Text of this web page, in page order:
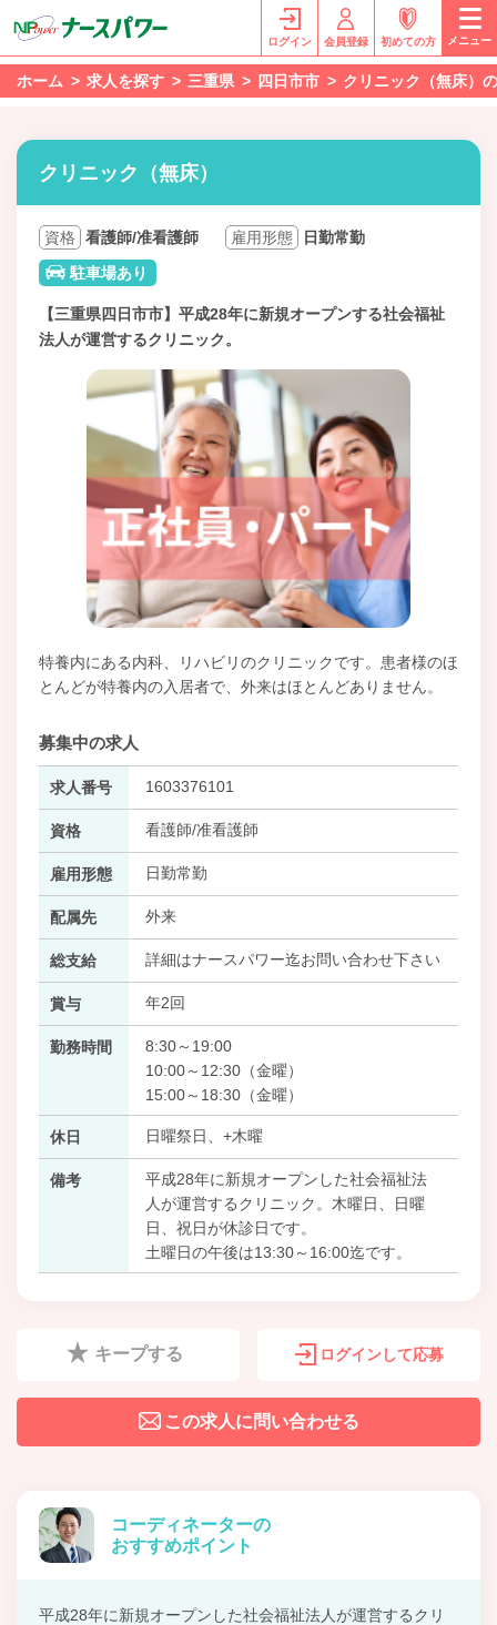
ログイン 会員登録 初めての方 メニュー
ホーム 求人を探す 三重県 四日市市 クリニック（無床）
クリニック（無床）
資格 看護師/准看護師 雇用形態
日勤常勤
駐車場あり
【三重県四日市市】平成28年に新規オープンする社会福祉
法人が運営するクリニック。
特養内にある内科、リハビリのクリニックです。患者様のほ
とんどが特養内の入居者で、外来はほとんどありません。
募集中の求人
求人番号 1603376101
資格 看護師/准看護師
雇用形態 日勤常勤
配属先 外来
総支給 詳細はナースパワー迄お問い合わせ下さい
賞与 年2回
勤務時間
8:30～19:00
10:00～12:30（金曜）
15:00～18:30（金曜）
休日 日曜祭日、+木曜
備考
平成28年に新規オープンした社会福祉法
人が運営するクリニック。木曜日、日曜
日、祝日が休診日です。
土曜日の午後は13:30～16:00迄です。
キープする ログインして応募
この求人に問い合わせる
コーディネーターの
おすすめポイント
平成28年に新規オープンした社会福祉法人が運営するクリ